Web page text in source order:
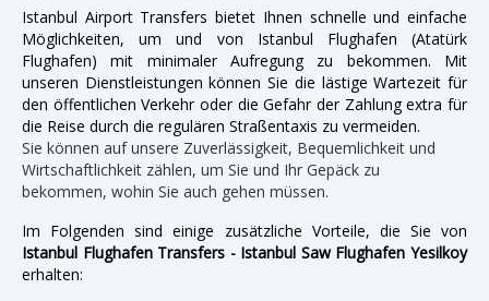
Istanbul Airport Transfers bietet Ihnen schnelle und einfache
Möglichkeiten, um und von Istanbul Flughafen (Atatürk
Flughafen) mit minimaler Aufregung zu bekommen. Mit
unseren Dienstleistungen können Sie die lästige Wartezeit für
den öffentlichen Verkehr oder die Gefahr der Zahlung extra für
die Reise durch die regulären Straßentaxis zu vermeiden.
Sie können auf unsere Zuverlässigkeit, Bequemlichkeit und
Wirtschaftlichkeit zählen, um Sie und Ihr Gepäck zu
bekommen, wohin Sie auch gehen müssen.
Im Folgenden sind einige zusätzliche Vorteile, die Sie von
Istanbul Flughafen Transfers - Istanbul Saw Flughafen Yesilkoy
erhalten: